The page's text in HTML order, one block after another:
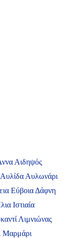
Αιδηψός
Αυλίδα Αυλωνάρι
Εύβοια Δάφνη
Ιστιαία
Λιμνιώνας
Μαρμάρι